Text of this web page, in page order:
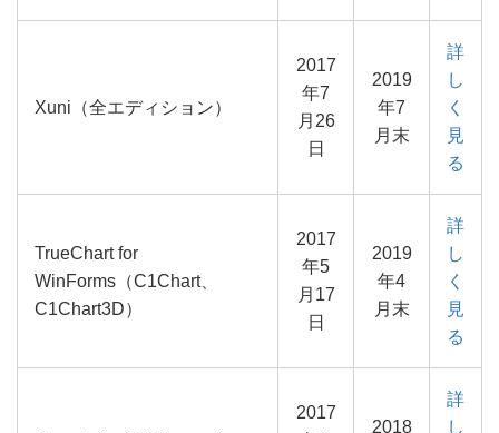
Xuni（全エディション）
2017
年7
月26
日
2019
年7
月末
詳
し
く
見
る
TrueChart for
WinForms（C1Chart、
C1Chart3D）
2017
年5
月17
日
2019
年4
月末
詳
し
く
見
る
2017
2018
詳
し